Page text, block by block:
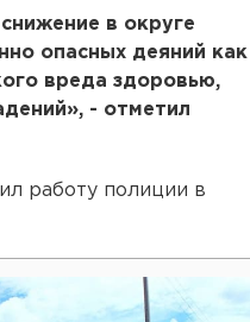
в округе
опасных деяний как
вреда здоровью,
- отметил
работу полиции в